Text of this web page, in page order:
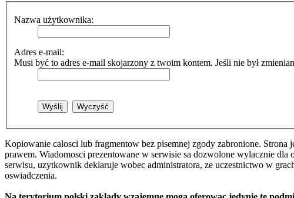
Nazwa użytkownika:
Adres e-mail:
Musi być to adres e-mail skojarzony z twoim kontem. Jeśli nie był
Kopiowanie calosci lub fragmentow bez pisemnej zgody zabronione.
prawem. Wiadomosci prezentowane w serwisie sa dozwolone wylacznie
serwisu, uzytkownik deklaruje wobec administratora, ze uczestnictwo w
oswiadczenia.